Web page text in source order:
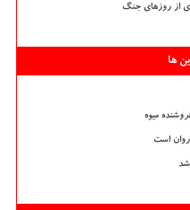
از روزهای جنگ
ها
است
شد